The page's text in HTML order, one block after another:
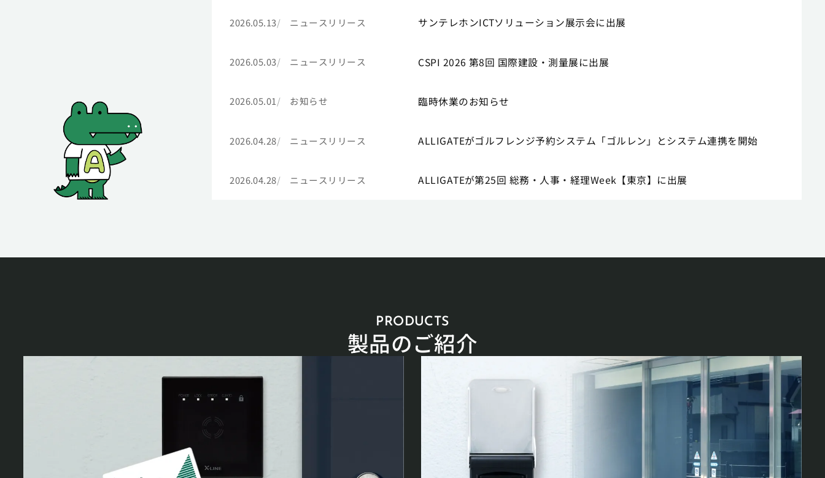
2026.05.13 ニュースリリース サンテレホンICTソリューション展示会に出展
2026.05.03 ニュースリリース CSPI 2026 第8回 国際建設・測量展に出展
2026.05.01 お知らせ 臨時休業のお知らせ
2026.04.28 ニュースリリース ALLIGATEがゴルフレンジ予約システム「ゴルレン」とシステム連携を開始
2026.04.28 ニュースリリース ALLIGATEが第25回 総務・人事・経理Week【東京】に出展
PRODUCTS
製品のご紹介